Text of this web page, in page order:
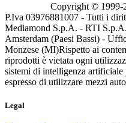
Copyright © 1999-
P.Iva 03976881007 - Tutti i
Mediamond S.p.A. - RTI
Amsterdam (Paesi Bassi) -
Monzese (MI)Rispetto ai
riprodotti è vietata ogni
sistemi di intelligenza
espresso di utilizzare mezzi
Legal